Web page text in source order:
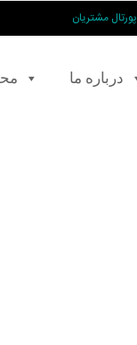
پورتال مشتریان
درباره ما